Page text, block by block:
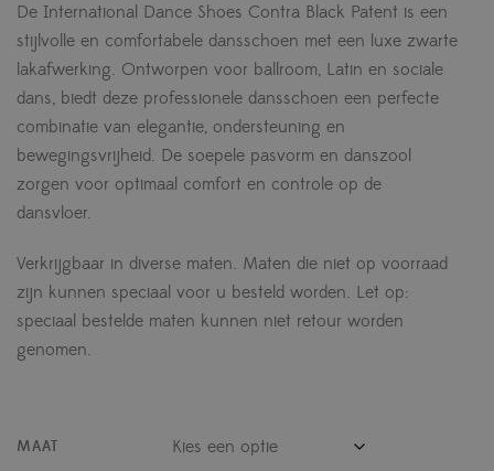
De International Dance Shoes Contra Black Patent is een
stijlvolle en comfortabele dansschoen met een luxe zwarte
lakafwerking. Ontworpen voor ballroom, Latin en sociale
dans, biedt deze professionele dansschoen een perfecte
combinatie van elegantie, ondersteuning en
bewegingsvrijheid. De soepele pasvorm en danszool
zorgen voor optimaal comfort en controle op de
dansvloer.
Verkrijgbaar in diverse maten. Maten die niet op voorraad
zijn kunnen speciaal voor u besteld worden. Let op:
speciaal bestelde maten kunnen niet retour worden
genomen.
MAAT